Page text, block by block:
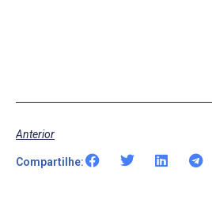
Anterior
Compartilhe: